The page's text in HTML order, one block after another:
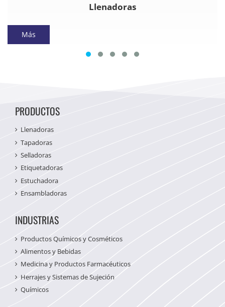
Llenadoras
Más
PRODUCTOS
Llenadoras
Tapadoras
Selladoras
Etiquetadoras
Estuchadora
Ensambladoras
INDUSTRIAS
Productos Químicos y Cosméticos
Alimentos y Bebidas
Medicina y Productos Farmacéuticos
Herrajes y Sistemas de Sujeción
Químicos